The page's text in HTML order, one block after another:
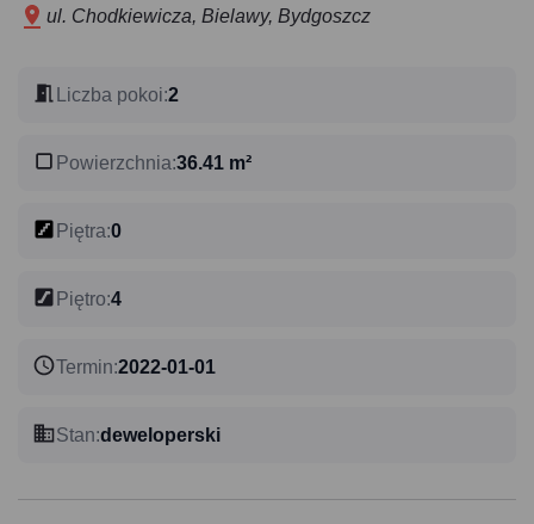
ul. Chodkiewicza, Bielawy, Bydgoszcz
Liczba pokoi:2
Powierzchnia:36.41 m²
Piętra:0
Piętro:4
Termin:2022-01-01
Stan:deweloperski